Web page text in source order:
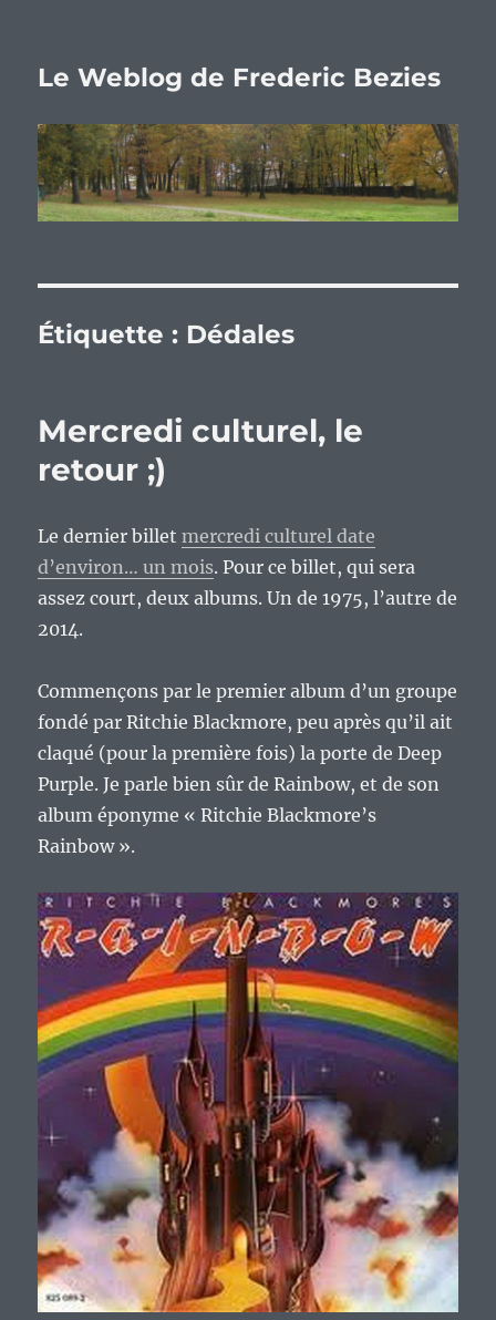
Le Weblog de Frederic Bezies
Étiquette : Dédales
Mercredi culturel, le
retour ;)
Le dernier billetmercredi culturel date
d’environ… un mois. Pour ce billet, qui sera
assez court, deux albums. Un de 1975, l’autre de
2014.
Commençons par le premier album d’un groupe
fondé par Ritchie Blackmore, peu après qu’il ait
claqué (pour la première fois) la porte de Deep
Purple. Je parle bien sûr de Rainbow, et de son
album éponyme « Ritchie Blackmore’s
Rainbow ».